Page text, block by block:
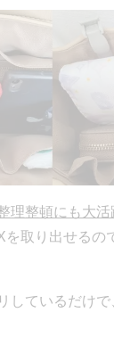
理整頓にも大活
を取り出せるの
しているだけで